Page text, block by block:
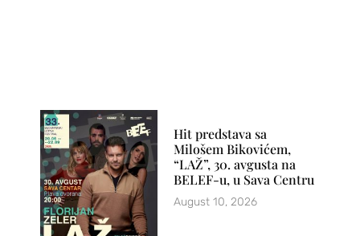
Hit predstava sa
Milošem Bikovićem,
“LAŽ”, 30. avgusta na
BELEF-u, u Sava Centru
August 10, 2026